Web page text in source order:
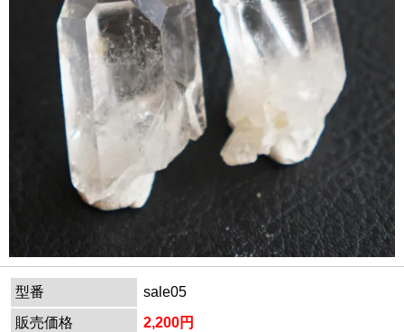
型番
sale05
販売価格
2,200円